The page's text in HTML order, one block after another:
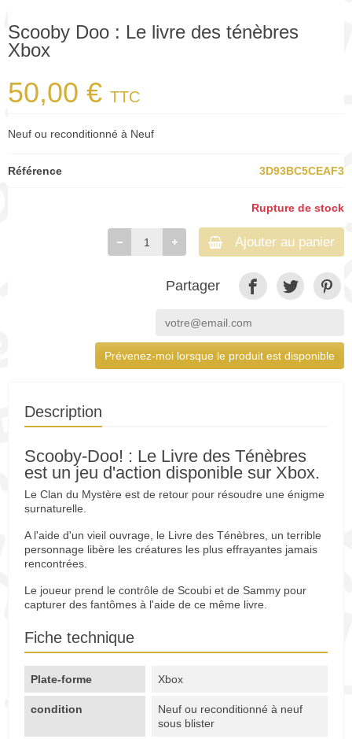
Scooby Doo : Le livre des ténèbres
Xbox
50,00 € TTC
Neuf ou reconditionné à Neuf
Référence 3D93BC5CEAF3
Rupture de stock
Ajouter au panier
Partager
Prévenez-moi lorsque le produit est disponible
Description
Scooby-Doo! : Le Livre des Ténèbres
est un jeu d'action disponible sur Xbox.
Le Clan du Mystère est de retour pour résoudre une énigme
surnaturelle.
A l'aide d'un vieil ouvrage, le Livre des Ténèbres, un terrible
personnage libère les créatures les plus effrayantes jamais
rencontrées.
Le joueur prend le contrôle de Scoubi et de Sammy pour
capturer des fantômes à l'aide de ce même livre.
Fiche technique
Plate-forme Xbox
condition
Neuf ou reconditionné à neuf
sous blister